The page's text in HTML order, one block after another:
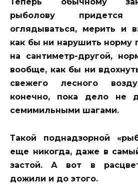
Теперь обычному
рыболову
оглядываться, мерить и
как бы ни нарушить норму
на сантиметр-другой,
вообще, как бы ни
свежего лесного
конечно, пока дело не
семимильными шагами.
Такой поднадзорной
еще никогда, даже в
застой. А вот в
дожили и до этого.